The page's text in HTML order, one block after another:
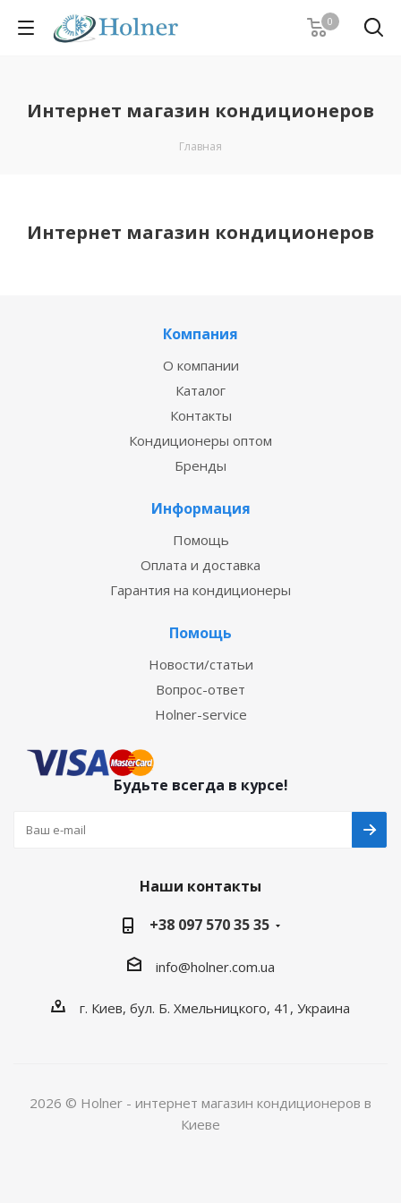
0
Интернет магазин кондиционеров
Главная
Интернет магазин кондиционеров
Компания
О компании
Каталог
Контакты
Кондиционеры оптом
Бренды
Информация
Помощь
Оплата и доставка
Гарантия на кондиционеры
Помощь
Новости/статьи
Вопрос-ответ
Holner-service
Будьте всегда в курсе!
Наши контакты
+38 097 570 35 35
info@holner.com.ua
г. Киев, бул. Б. Хмельницкого, 41, Украина
2026 © Holner - интернет магазин кондиционеров в
Киеве